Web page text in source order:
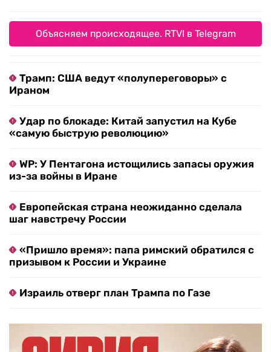
Объясняем происходящее. RTVI в Telegram
Трамп: США ведут «полупереговоры» с
Ираном
Удар по блокаде: Китай запустил на Кубе
«самую быструю революцию»
WP: У Пентагона истощились запасы оружия
из-за войны в Иране
Европейская страна неожиданно сделала
шаг навстречу России
«Пришло время»: папа римский обратился с
призывом к России и Украине
Израиль отверг план Трампа по Газе